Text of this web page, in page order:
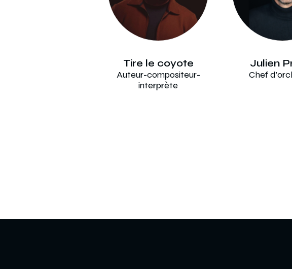
Tire le coyote
Auteur-compositeur-
interprète
Julien
Chef